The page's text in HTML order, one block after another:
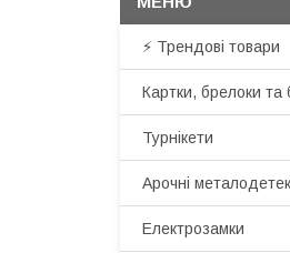
⚡ Трендові товари
Картки, брелоки та
Турнікети
Арочні
Електрозамки